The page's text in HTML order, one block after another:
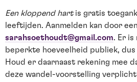
Een kloppend hartis gratis
leeftijden. Aanmelden kan door
sarahsoethoudt@gmail.com. Er is
beperkte hoeveelheid publiek,
Houd er daarnaast rekening mee
deze wandel-voorstelling verplicht